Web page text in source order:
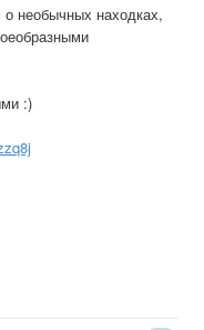
необычных находках,
:)